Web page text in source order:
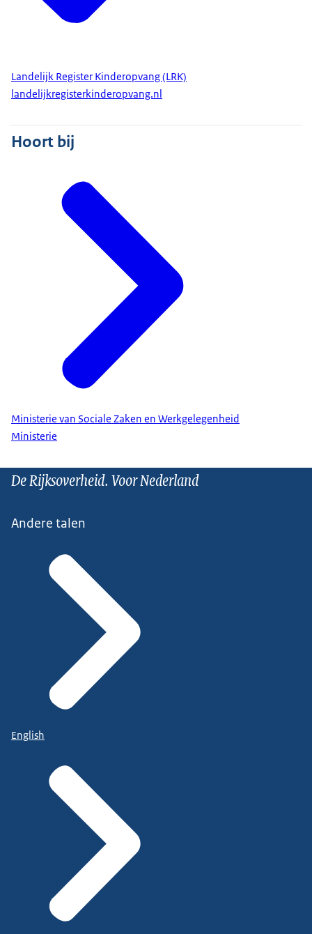
Landelijk Register Kinderopvang (LRK)
landelijkregisterkinderopvang.nl
Hoort bij
Ministerie van Sociale Zaken en Werkgelegenheid
Ministerie
De Rijksoverheid. Voor Nederland
Andere talen
English